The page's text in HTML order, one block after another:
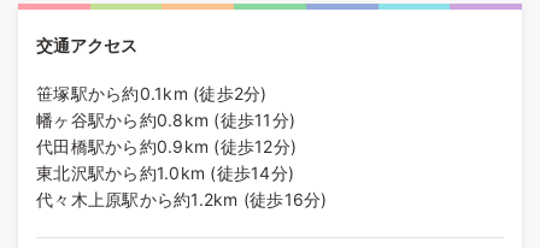
交通アクセス
笹塚駅から約0.1km (徒歩2分)
幡ヶ谷駅から約0.8km (徒歩11分)
代田橋駅から約0.9km (徒歩12分)
東北沢駅から約1.0km (徒歩14分)
代々木上原駅から約1.2km (徒歩16分)